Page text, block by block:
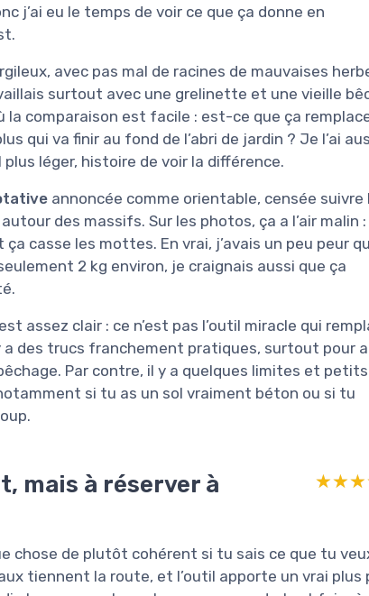
j’ai eu le temps de voir ce que ça donne en
avec pas mal de racines de mauvaises
surtout avec une grelinette et une vieille
la comparaison est facile : est-ce que ça
qui va finir au fond de l’abri de jardin ? Je l’ai
léger, histoire de voir la différence.
annoncée comme orientable, censée suivre
des massifs. Sur les photos, ça a l’air malin
casse les mottes. En vrai, j’avais un peu peur
2 kg environ, je craignais aussi que ça
assez clair : ce n’est pas l’outil miracle qui
a des trucs franchement pratiques, surtout pour
Par contre, il y a quelques limites et petits
si tu as un sol vraiment béton ou si tu
mais à réserver à
chose de plutôt cohérent si tu sais ce que tu
tiennent la route, et l’outil apporte un vrai plus